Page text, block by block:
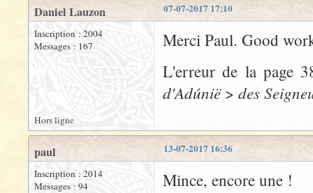
07-07-2017 17:10
Daniel Lauzon
Inscription : 2004
Messages : 167
Merci Paul. Good
L'erreur de la page
d'Adúnië> des
Hors ligne
13-07-2017 16:36
paul
Inscription : 2014
Messages : 94
Mince, encore une !